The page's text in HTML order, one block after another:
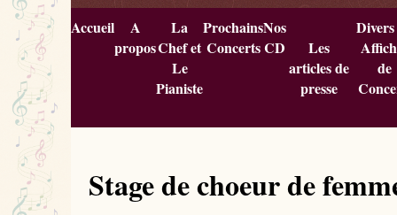
Accueil
A
propos
La
Chef et
Le
Pianiste
Prochains
Concerts
Nos
CD
Divers
Les
articles de
presse
de
Stage de choeur de